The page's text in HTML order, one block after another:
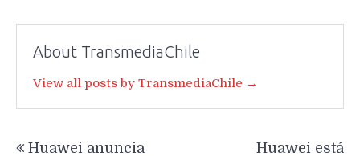
About TransmediaChile
View all posts by TransmediaChile →
Huawei anuncia
Huawei está